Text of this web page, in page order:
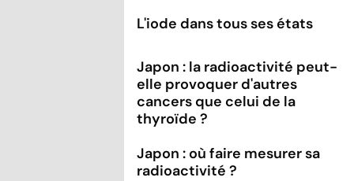
L'iode dans tous ses états
Japon : la radioactivité peut-
elle provoquer d'autres
cancers que celui de la
thyroïde ?
Japon : où faire mesurer sa
radioactivité ?